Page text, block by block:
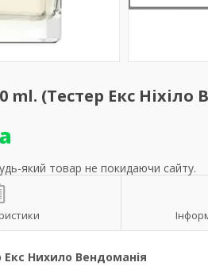
(Тестер Екс Ніхіло
який товар не покидаючи сайту.
Нихило Вендоманія